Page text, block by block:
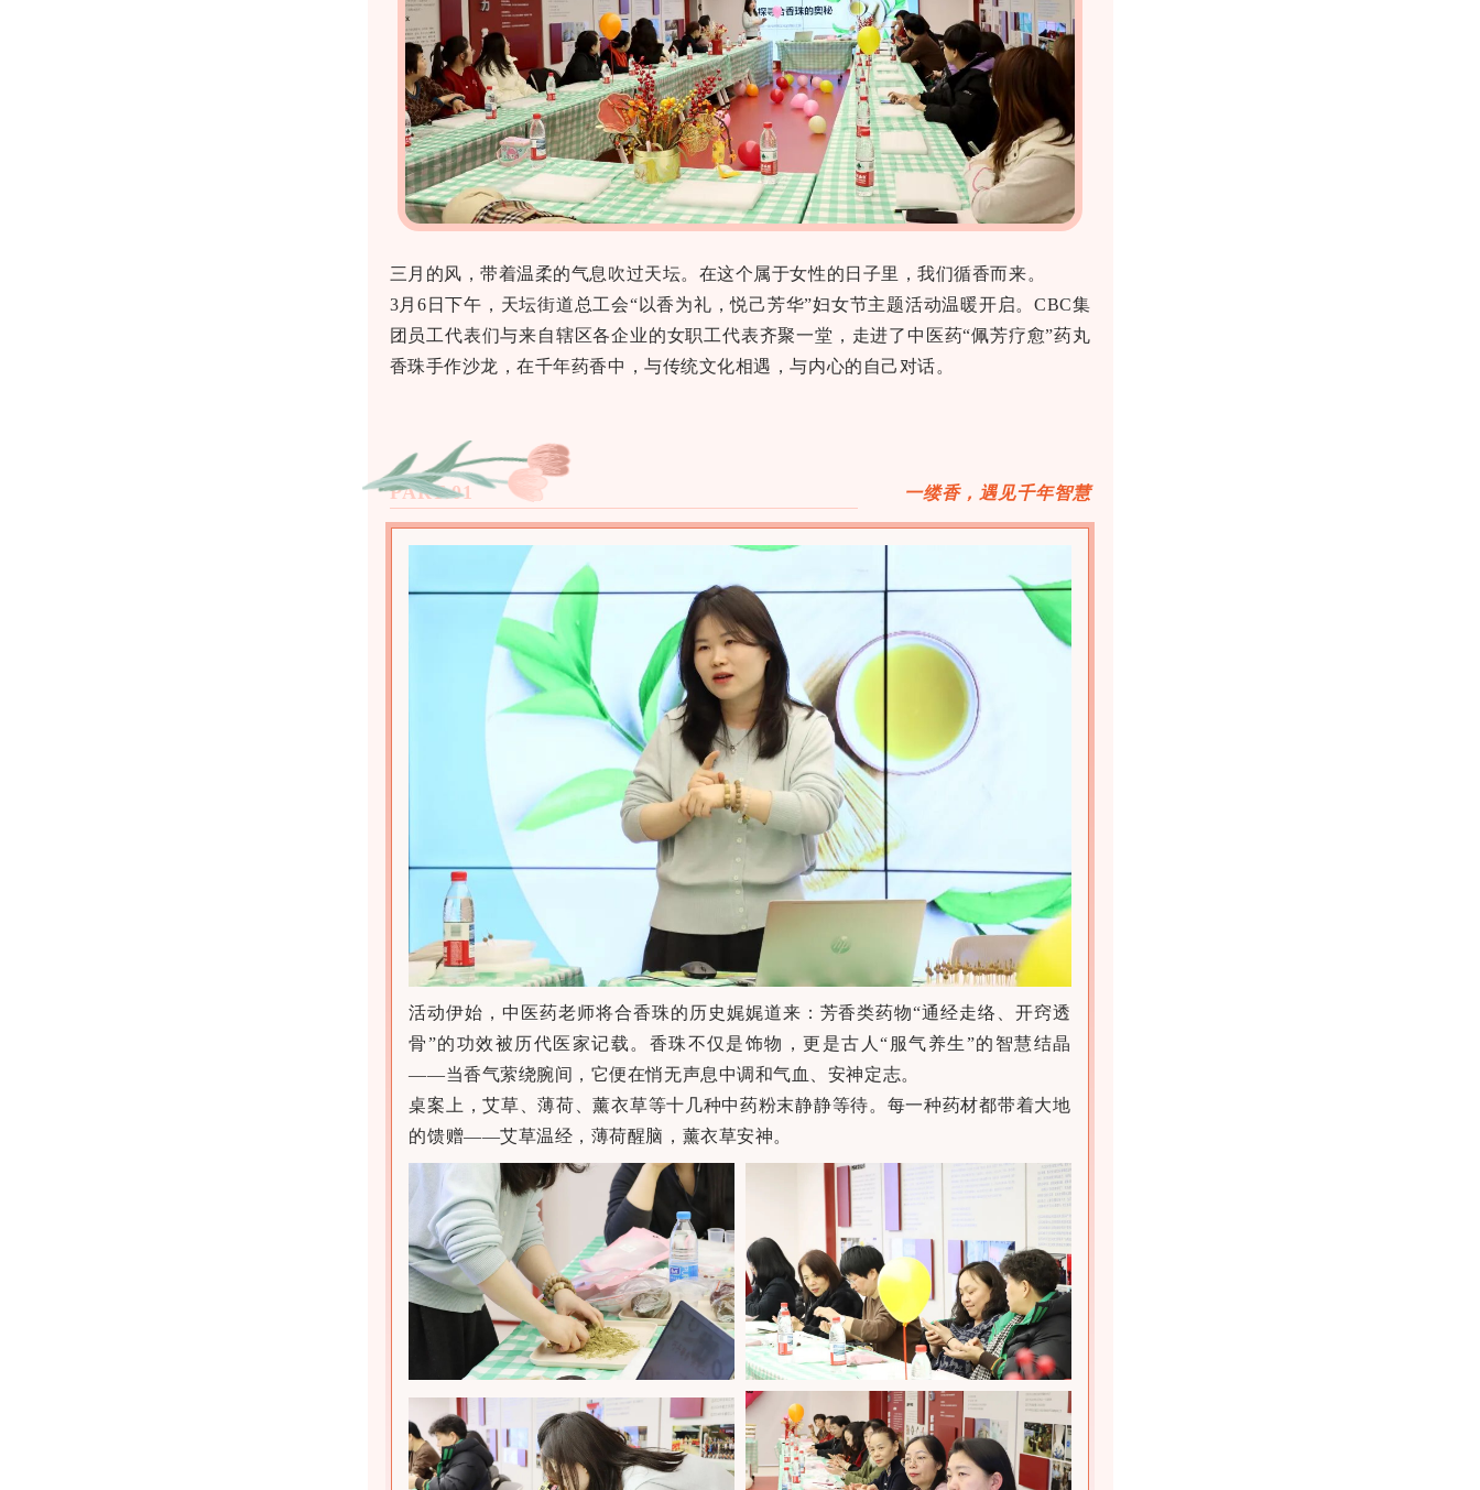
三月的风，带着温柔的气息吹过天坛。在这个属于女性的日子里，我们循香而来。
3月6日下午，天坛街道总工会“以香为礼，悦己芳华”妇女节主题活动温暖开启。CBC集
团员工代表们与来自辖区各企业的女职工代表齐聚一堂，走进了中医药“佩芳疗愈”药丸
香珠手作沙龙，在千年药香中，与传统文化相遇，与内心的自己对话。
PART.01 一缕香，遇见千年智慧
活动伊始，中医药老师将合香珠的历史娓娓道来：芳香类药物“通经走络、开窍透
骨”的功效被历代医家记载。香珠不仅是饰物，更是古人“服气养生”的智慧结晶
——当香气萦绕腕间，它便在悄无声息中调和气血、安神定志。
桌案上，艾草、薄荷、薰衣草等十几种中药粉末静静等待。每一种药材都带着大地
的馈赠——艾草温经，薄荷醒脑，薰衣草安神。